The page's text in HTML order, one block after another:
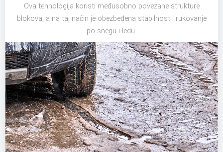
Ova tehnologija koristi međusobno povezane strukture
blokova, a na taj način je obezbeđena stabilnost i rukovanje
po snegu i ledu.